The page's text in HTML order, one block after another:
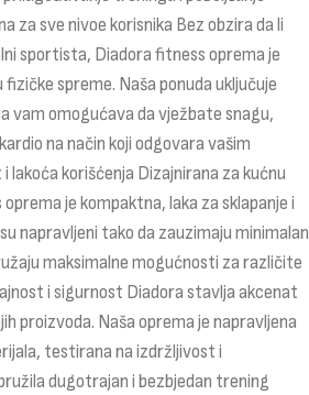
za sve nivoe korisnika Bez obzira da li
sportista, Diadora fitness oprema je
spreme. Naša ponuda uključuje
vam omogućava da vježbate snagu,
na način koji odgovara vašim
lakoća korišćenja Dizajnirana za kućnu
je kompaktna, laka za sklapanje i
napravljeni tako da zauzimaju minimalan
maksimalne mogućnosti za različite
i sigurnost Diadora stavlja akcenat
proizvoda. Naša oprema je napravljena
testirana na izdržljivost i
dugotrajan i bezbjedan trening